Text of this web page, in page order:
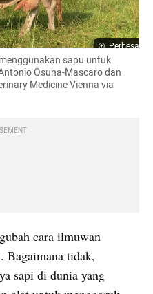
Perbesar
sapu untuk
Osuna-Mascaro dan
Medicine Vienna via
cara ilmuwan
Bagaimana tidak,
sapi di dunia yang